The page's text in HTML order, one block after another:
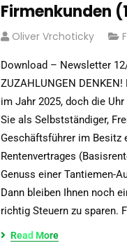
Firmenkunden
Oliver Vrchoticky
Download – Newsletter
ZUZAHLUNGEN
im Jahr 2025, doch die
Sie als Selbstständiger,
Geschäftsführer im Besitz
Rentenvertrages
Genuss einer Tantiemen-
Dann bleiben Ihnen noch
richtig Steuern zu sparen.
Read More